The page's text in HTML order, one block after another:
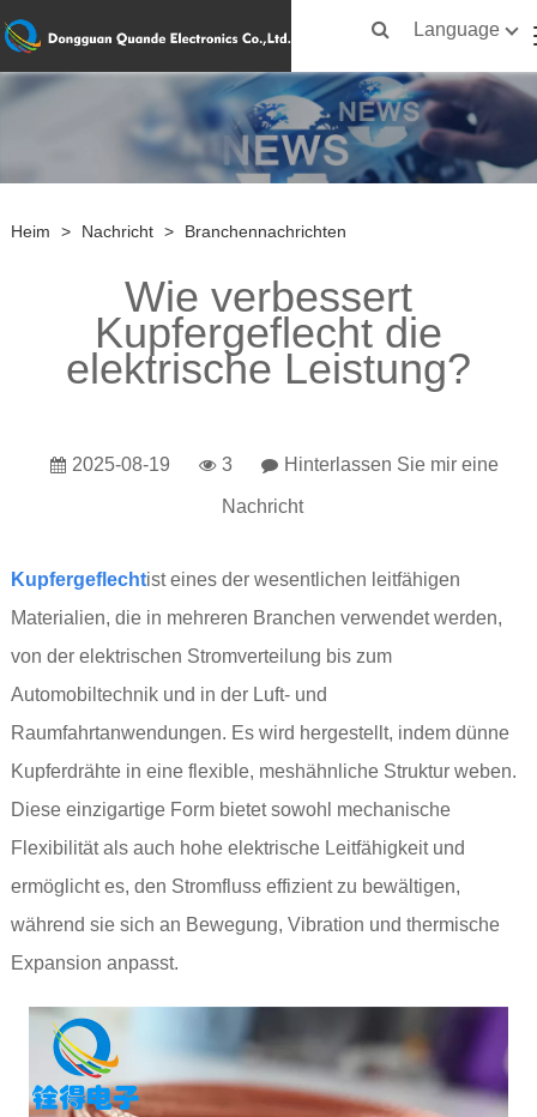
Language
Heim > Nachricht > Branchennachrichten
Wie verbessert
Kupfergeflecht die
elektrische Leistung?
2025-08-19 3 Hinterlassen Sie mir eine
Nachricht
Kupfergeflechtist eines der wesentlichen leitfähigen
Materialien, die in mehreren Branchen verwendet werden,
von der elektrischen Stromverteilung bis zum
Automobiltechnik und in der Luft- und
Raumfahrtanwendungen. Es wird hergestellt, indem dünne
Kupferdrähte in eine flexible, meshähnliche Struktur weben.
Diese einzigartige Form bietet sowohl mechanische
Flexibilität als auch hohe elektrische Leitfähigkeit und
ermöglicht es, den Stromfluss effizient zu bewältigen,
während sie sich an Bewegung, Vibration und thermische
Expansion anpasst.